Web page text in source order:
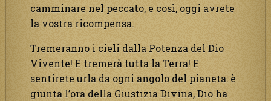
camminare nel peccato, e così, oggi avrete
la vostra ricompensa.
Tremeranno i cieli dalla Potenza del Dio
Vivente! E tremerà tutta la Terra! E
sentirete urla da ogni angolo del pianeta: è
giunta l’ora della Giustizia Divina, Dio ha